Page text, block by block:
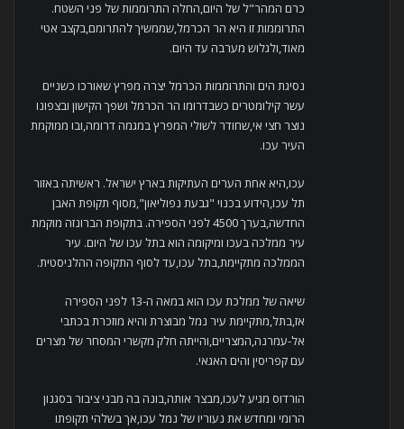
כרם המהר"ל של היום,החלה התרוממות של פני השטח.
התרוממות זו היא הר הכרמל,שממשיך להתרומם,בקצב אטי
מאוד,ולגלוש מערבה עד היום.
נסיגת הים והתרוממות הכרמל יצרה מפרץ שאורכו כשניים
עשר קילומטרים כשבדרומו הר הכרמל ושפך הקישון ובצפונו
נוצר חצי אי,שחודר לשולי המפרץ במגמה דרומה,ובו ממוקמת
העיר עכו.
עכו,היא אחת הערים העתיקות בארץ ישראל. ראשיתה באזור
תל עכו,הידוע בכנוי "גבעת נפוליאון",מסוף תקופת האבן
החדשה,בערך 4500 לפני הספירה. בתקופת הברונזה מוקמת
עיר ממלכה בעכו ומיקומה הוא בתל עכו של היום. עיר
הממלכה מתקיימת,בתל עכו,עד לסוף התקופה ההלניסטית.
שיאה של ממלכת עכו הוא במאה ה-13 לפני הספירה
אז,בתל,מתקיימת עיר נמל מבוצרת והיא מוזכרת בכתבי
אל-עמרנה,המצריים,והייתה חלק מקשרי המסחר של מצרים
עם קפריסין והים האגאי.
הורדוס מגיע לעכו,מבצר אותה,בונה בה מבני ציבור בסגנון
הרומי ומחדש את נעוריו של נמל עכו,אך בשלהי תקופתו